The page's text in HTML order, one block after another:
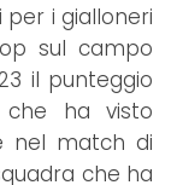
per i gialloneri
sul campo
il punteggio
ha visto
nel match di
che ha